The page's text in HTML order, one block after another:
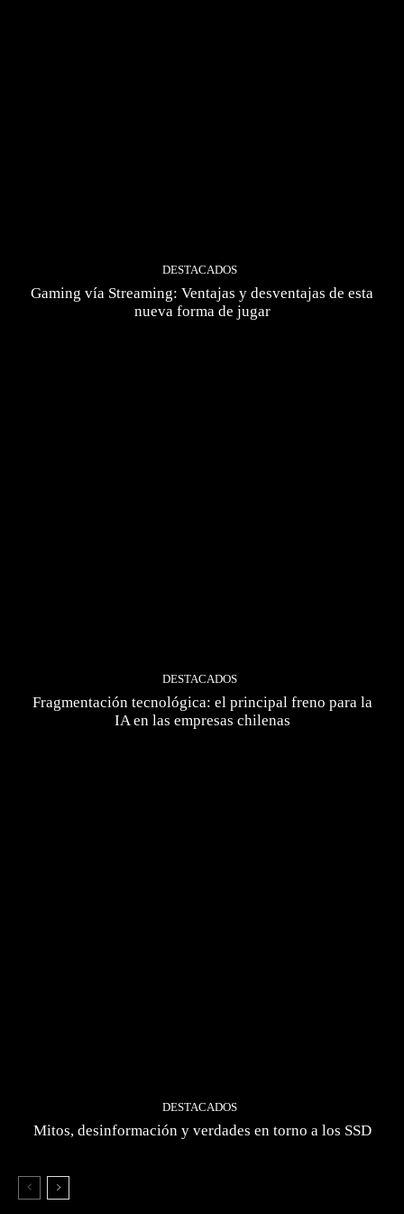
DESTACADOS
Gaming vía Streaming: Ventajas y desventajas de esta
nueva forma de jugar
DESTACADOS
Fragmentación tecnológica: el principal freno para la
IA en las empresas chilenas
DESTACADOS
Mitos, desinformación y verdades en torno a los SSD